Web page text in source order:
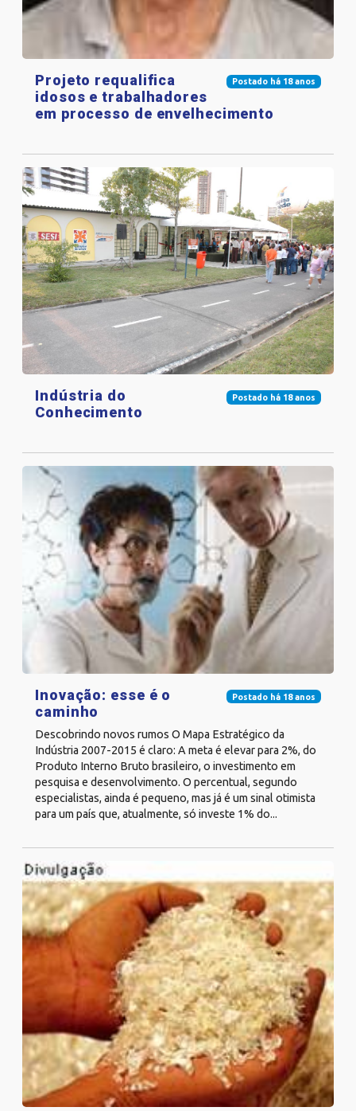
Postado há 18 anos
Projeto requalifica
idosos e trabalhadores
em processo de envelhecimento
Postado há 18 anos
Indústria do
Conhecimento
Postado há 18 anos
Inovação: esse é o
caminho
Descobrindo novos rumos O Mapa Estratégico da
Indústria 2007-2015 é claro: A meta é elevar para 2%, do
Produto Interno Bruto brasileiro, o investimento em
pesquisa e desenvolvimento. O percentual, segundo
especialistas, ainda é pequeno, mas já é um sinal otimista
para um país que, atualmente, só investe 1% do...